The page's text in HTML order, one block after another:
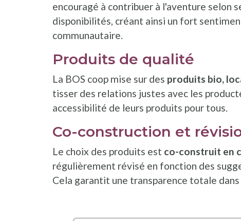
encouragé à contribuer à l'aventure selon
disponibilités, créant ainsi un fort
communautaire.
Produits de qualité
La BOS coop mise sur des produits bio,
tisser des relations justes avec les
accessibilité de leurs produits pour tous.
Co-construction et
Le choix des produits est co-construit en
régulièrement révisé en fonction des
Cela garantit une transparence totale